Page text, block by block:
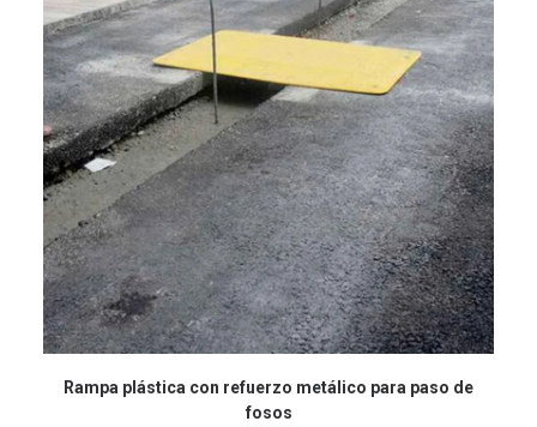
Rampa plástica con refuerzo metálico para paso de
fosos